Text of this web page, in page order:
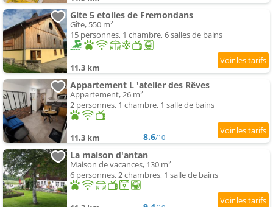
Gite 5 etoiles de Fremondans
Gîte, 550 m²
15 personnes, 1 chambre, 6 salles de bains
11.3 km
Appartement L 'atelier des Rêves
Appartement, 26 m²
2 personnes, 1 chambre, 1 salle de bains
11.3 km 8.6/10
La maison d'antan
Maison de vacances, 130 m²
6 personnes, 2 chambres, 1 salle de bains